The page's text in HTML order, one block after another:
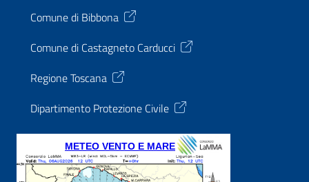
Comune di Bibbona
Comune di Castagneto Carducci
Regione Toscana
Dipartimento Protezione Civile